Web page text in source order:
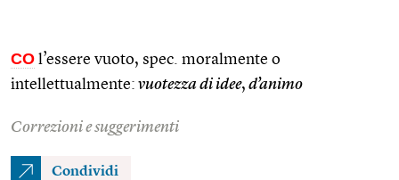
CO l’essere vuoto, spec. moralmente o
intellettualmente: vuotezza di idee, d’animo
Correzioni e suggerimenti
Condividi